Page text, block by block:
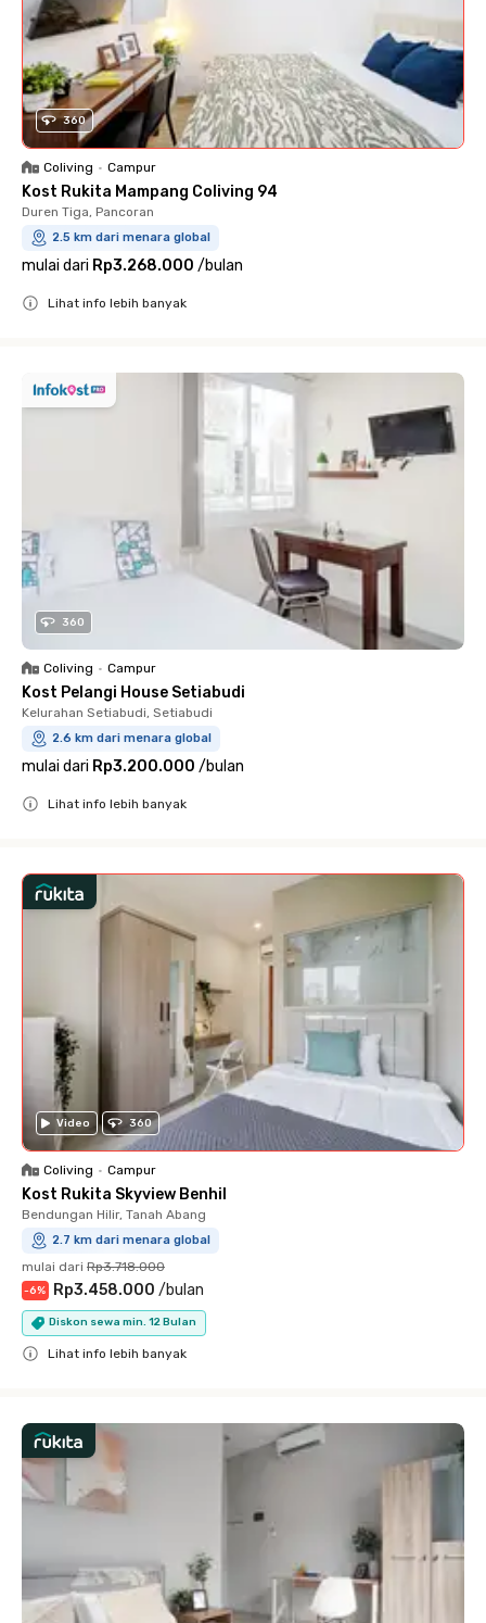
360
Coliving • Campur
Kost Rukita Mampang Coliving 94
Duren Tiga, Pancoran
2.5 km dari menara global
mulai dari Rp3.268.000 /bulan
Lihat info lebih banyak
360
Coliving • Campur
Kost Pelangi House Setiabudi
Kelurahan Setiabudi, Setiabudi
2.6 km dari menara global
mulai dari Rp3.200.000 /bulan
Lihat info lebih banyak
Video 360
Coliving • Campur
Kost Rukita Skyview Benhil
Bendungan Hilir, Tanah Abang
2.7 km dari menara global
mulai dari Rp3.718.000
-6% Rp3.458.000 /bulan
Diskon sewa min. 12 Bulan
Lihat info lebih banyak